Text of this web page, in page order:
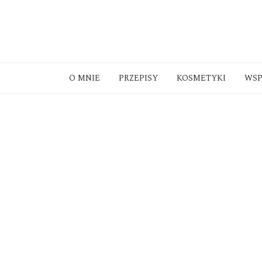
O MNIE PRZEPISY KOSMETYKI
Mała frezarka NEONAIL Nail Drill ONE